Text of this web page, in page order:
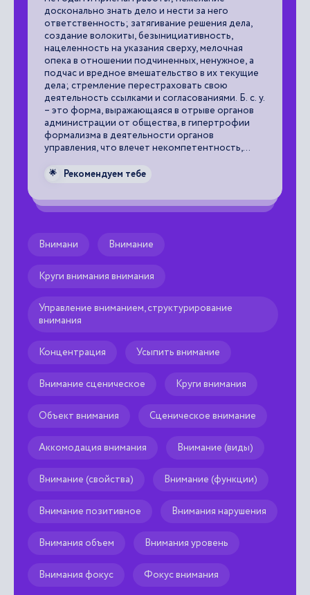
досконально знать дело и нести за него
ответственность; затягивание решения дела,
создание волокиты, безынициативность,
нацеленность на указания сверху, мелочная
опека в отношении подчиненных, ненужное, а
подчас и вредное вмешательство в их текущие
дела; стремление перестраховать свою
деятельность ссылками и согласованиями. Б. с. у.
– это форма, выражающаяся в отрыве органов
администрации от общества, в гипертрофии
формализма в деятельности органов
управления, что влечет некомпетентность,
пренебрежением к интересам как личности, так
🌟 Рекомендуем тебе
Внимани Внимание
Круги внимания внимания
Управление вниманием, структурирование
внимания
Концентрация Усыпить внимание
Внимание сценическое Круги внимания
Объект внимания Сценическое внимание
Аккомодация внимания Внимание (виды)
Внимание (свойства) Внимание (функции)
Внимание позитивное Внимания нарушения
Внимания объем Внимания уровень
Внимания фокус Фокус внимания